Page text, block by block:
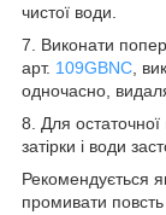
чистої води.
7. Виконати
арт. 109GBNC ,
одночасно,
8. Для
затірки і води
Рекомендується
промивати повсть